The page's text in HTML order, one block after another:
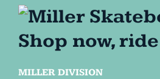
MILLER DIVISION